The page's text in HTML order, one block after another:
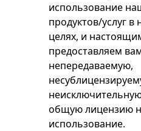
использование
продуктов/услуг
целях, и
предоставляем
непередаваемую,
общую лицензию
использование.